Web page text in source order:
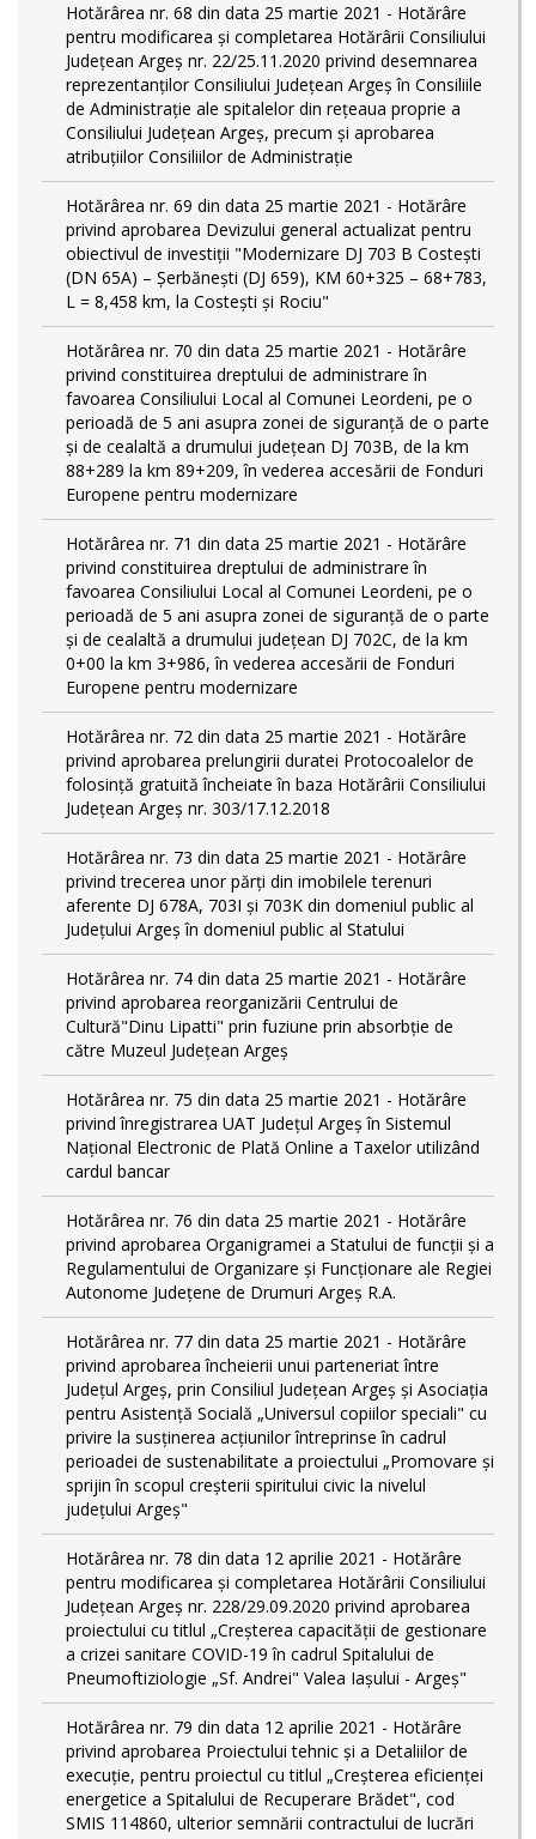
Hotărârea nr. 68 din data 25 martie 2021 - Hotărâre
pentru modificarea și completarea Hotărârii Consiliului
Judeţean Argeş nr. 22/25.11.2020 privind desemnarea
reprezentanților Consiliului Județean Argeș în Consiliile
de Administrație ale spitalelor din rețeaua proprie a
Consiliului Județean Argeș, precum și aprobarea
atribuțiilor Consiliilor de Administrație
Hotărârea nr. 69 din data 25 martie 2021 - Hotărâre
privind aprobarea Devizului general actualizat pentru
obiectivul de investiţii "Modernizare DJ 703 B Costeşti
(DN 65A) – Şerbăneşti (DJ 659), KM 60+325 – 68+783,
L = 8,458 km, la Costeşti şi Rociu"
Hotărârea nr. 70 din data 25 martie 2021 - Hotărâre
privind constituirea dreptului de administrare în
favoarea Consiliului Local al Comunei Leordeni, pe o
perioadă de 5 ani asupra zonei de siguranță de o parte
și de cealaltă a drumului județean DJ 703B, de la km
88+289 la km 89+209, în vederea accesării de Fonduri
Europene pentru modernizare
Hotărârea nr. 71 din data 25 martie 2021 - Hotărâre
privind constituirea dreptului de administrare în
favoarea Consiliului Local al Comunei Leordeni, pe o
perioadă de 5 ani asupra zonei de siguranță de o parte
și de cealaltă a drumului județean DJ 702C, de la km
0+00 la km 3+986, în vederea accesării de Fonduri
Europene pentru modernizare
Hotărârea nr. 72 din data 25 martie 2021 - Hotărâre
privind aprobarea prelungirii duratei Protocoalelor de
folosință gratuită încheiate în baza Hotărârii Consiliului
Județean Argeș nr. 303/17.12.2018
Hotărârea nr. 73 din data 25 martie 2021 - Hotărâre
privind trecerea unor părţi din imobilele terenuri
aferente DJ 678A, 703I şi 703K din domeniul public al
Judeţului Argeş în domeniul public al Statului
Hotărârea nr. 74 din data 25 martie 2021 - Hotărâre
privind aprobarea reorganizării Centrului de
Cultură"Dinu Lipatti" prin fuziune prin absorbție de
către Muzeul Județean Argeș
Hotărârea nr. 75 din data 25 martie 2021 - Hotărâre
privind înregistrarea UAT Judeţul Argeş în Sistemul
Naţional Electronic de Plată Online a Taxelor utilizând
cardul bancar
Hotărârea nr. 76 din data 25 martie 2021 - Hotărâre
privind aprobarea Organigramei a Statului de funcţii și a
Regulamentului de Organizare și Funcționare ale Regiei
Autonome Județene de Drumuri Argeş R.A.
Hotărârea nr. 77 din data 25 martie 2021 - Hotărâre
privind aprobarea încheierii unui parteneriat între
Județul Argeș, prin Consiliul Județean Argeș și Asociația
pentru Asistență Socială „Universul copiilor speciali" cu
privire la susținerea acțiunilor întreprinse în cadrul
perioadei de sustenabilitate a proiectului „Promovare și
sprijin în scopul creșterii spiritului civic la nivelul
județului Argeș"
Hotărârea nr. 78 din data 12 aprilie 2021 - Hotărâre
pentru modificarea și completarea Hotărârii Consiliului
Județean Argeș nr. 228/29.09.2020 privind aprobarea
proiectului cu titlul „Creșterea capacității de gestionare
a crizei sanitare COVID-19 în cadrul Spitalului de
Pneumoftiziologie „Sf. Andrei" Valea Iașului - Argeș"
Hotărârea nr. 79 din data 12 aprilie 2021 - Hotărâre
privind aprobarea Proiectului tehnic şi a Detaliilor de
execuție, pentru proiectul cu titlul „Creşterea eficienţei
energetice a Spitalului de Recuperare Brădet", cod
SMIS 114860, ulterior semnării contractului de lucrări